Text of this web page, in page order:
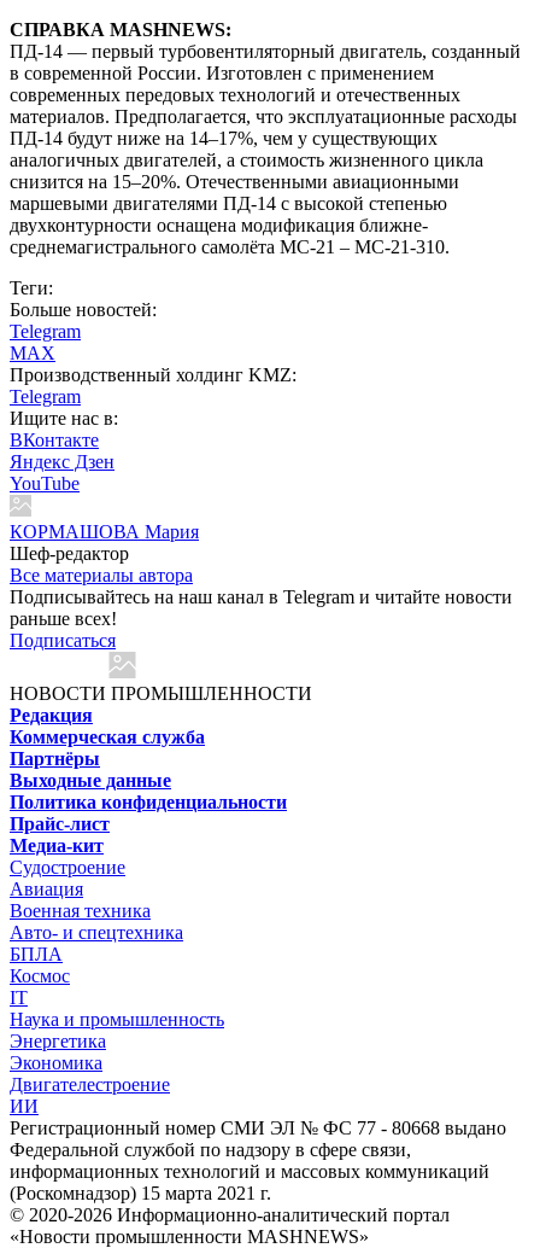
СПРАВКА MASHNEWS:
ПД-14 — первый турбовентиляторный двигатель, созданный
в современной России. Изготовлен с применением
современных передовых технологий и отечественных
материалов. Предполагается, что эксплуатационные расходы
ПД-14 будут ниже на 14–17%, чем у существующих
аналогичных двигателей, а стоимость жизненного цикла
снизится на 15–20%. Отечественными авиационными
маршевыми двигателями ПД-14 с высокой степенью
двухконтурности оснащена модификация ближне-
среднемагистрального самолёта МС-21 – МС-21-310.
Теги:
Больше новостей:
Telegram
MAX
Производственный холдинг KMZ:
Telegram
Ищите нас в:
ВКонтакте
Яндекс Дзен
YouTube
КОРМАШОВА Мария
Шеф-редактор
Все материалы автора
Подписывайтесь на наш канал в Telegram и читайте новости
раньше всех!
Подписаться
НОВОСТИ ПРОМЫШЛЕННОСТИ
Редакция
Коммерческая служба
Партнёры
Выходные данные
Политика конфиденциальности
Прайс-лист
Медиа-кит
Судостроение
Авиация
Военная техника
Авто- и спецтехника
БПЛА
Космос
IT
Наука и промышленность
Энергетика
Экономика
Двигателестроение
ИИ
Регистрационный номер СМИ ЭЛ № ФС 77 - 80668 выдано
Федеральной службой по надзору в сфере связи,
информационных технологий и массовых коммуникаций
(Роскомнадзор) 15 марта 2021 г.
© 2020-2026 Информационно-аналитический портал
«Новости промышленности MASHNEWS»